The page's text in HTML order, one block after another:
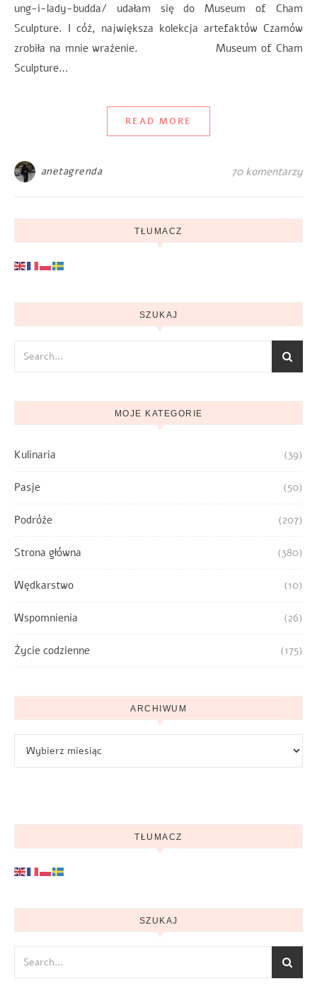
ung-i-lady-budda/ udałam się do Museum of Cham
Sculpture. I cóż, największa kolekcja artefaktów Czamów
zrobiła na mnie wrażenie. Museum of Cham
Sculpture…
READ MORE
anetagrenda 70 komentarzy
TŁUMACZ
SZUKAJ
MOJE KATEGORIE
Kulinaria (39)
Pasje (50)
Podróże (207)
Strona główna (380)
Wędkarstwo (10)
Wspomnienia (26)
Życie codzienne (175)
ARCHIWUM
TŁUMACZ
SZUKAJ